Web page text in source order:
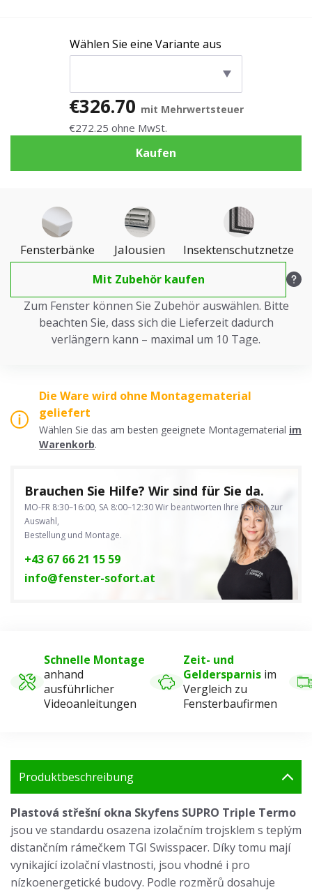
Wählen Sie eine Variante aus
€326.70 mit Mehrwertsteuer
€272.25 ohne MwSt.
Kaufen
Fensterbänke Jalousien Insektenschutznetze
Mit Zubehör kaufen
Zum Fenster können Sie Zubehör auswählen. Bitte
beachten Sie, dass sich die Lieferzeit dadurch
verlängern kann – maximal um 10 Tage.
Die Ware wird ohne Montagematerial
geliefert
Wählen Sie das am besten geeignete Montagematerial im
Warenkorb.
Brauchen Sie Hilfe? Wir sind für Sie da.
MO-FR 8:30–16:00, SA 8:00–12:30Wir beantworten Ihre Fragen zur
Auswahl,
Bestellung und Montage.
+43 67 66 21 15 59
info@fenster-sofort.at
Schnelle Montage
anhand
ausführlicher
Videoanleitungen
Zeit- und
Geldersparnis im
Vergleich zu
Fensterbaufirmen
Produktbeschreibung
Plastová střešní okna Skyfens SUPRO Triple Termo
jsou ve standardu osazena izolačním trojsklem s teplým
distančním rámečkem TGI Swisspacer. Díky tomu mají
vynikající izolační vlastnosti, jsou vhodné i pro
nízkoenergetické budovy. Podle rozměrů dosahuje